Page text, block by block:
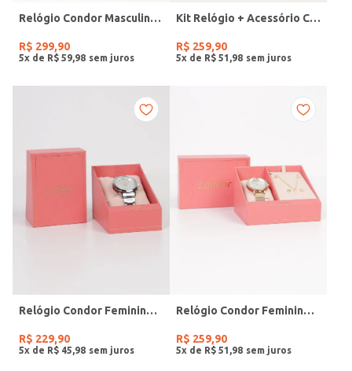
Relógio Condor Masculino PRETO
R$ 299,90
5x de R$ 59 98
Kit Relógio + Acessório Condor Feminino DOURADO
R$ 259,90
5x de R$ 51 98
Relógio Condor Feminino PRATA
R$ 229,90
5x de R$ 45 98
Relógio Condor Feminino DOURADO
R$ 259,90
5x de R$ 51 98